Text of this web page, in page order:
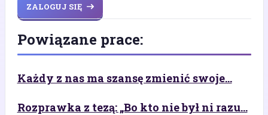
ZALOGUJ SIĘ
Powiązane prace:
Każdy z nas ma szansę zmienić swoje...
Rozprawka z tezą: „Bo kto nie był ni razu...